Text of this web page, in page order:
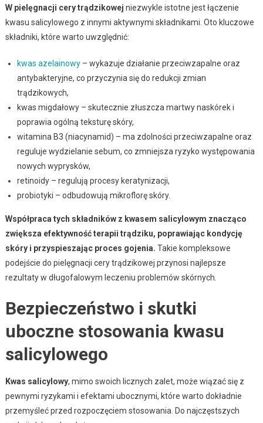
W pielęgnacji cery trądzikowej niezwykle istotne jest łączenie
kwasu salicylowego z innymi aktywnymi składnikami. Oto kluczowe
składniki, które warto uwzględnić:
kwas azelainowy– wykazuje działanie przeciwzapalne oraz
antybakteryjne, co przyczynia się do redukcji zmian
trądzikowych,
kwas migdałowy – skutecznie złuszcza martwy naskórek i
poprawia ogólną teksturę skóry,
witamina B3 (niacynamid) – ma zdolności przeciwzapalne oraz
reguluje wydzielanie sebum, co zmniejsza ryzyko występowania
nowych wyprysków,
retinoidy – regulują procesy keratynizacji,
probiotyki – odbudowują mikroflorę skóry.
Współpraca tych składników z kwasem salicylowym znacząco
zwiększa efektywność terapii trądziku, poprawiając kondycję
skóry i przyspieszając proces gojenia. Takie kompleksowe
podejście do pielęgnacji cery trądzikowej przynosi najlepsze
rezultaty w długofalowym leczeniu problemów skórnych.
Bezpieczeństwo i skutki
uboczne stosowania kwasu
salicylowego
Kwas salicylowy, mimo swoich licznych zalet, może wiązać się z
pewnymi ryzykami i efektami ubocznymi, które warto dokładnie
przemyśleć przed rozpoczęciem stosowania. Do najczęstszych